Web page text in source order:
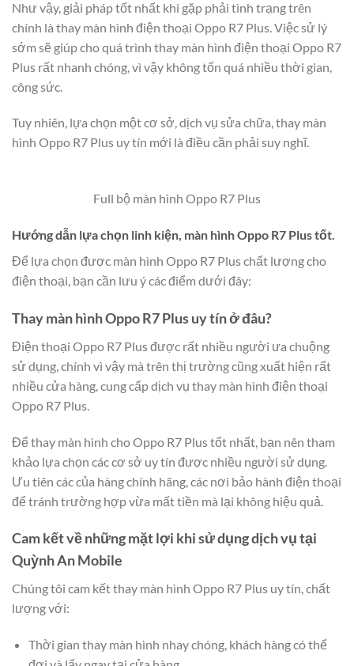
Như vậy, giải pháp tốt nhất khi gặp phải tình trạng trên
chính là thay màn hình điện thoại Oppo R7 Plus. Việc sử lý
sớm sẽ giúp cho quá trình thay màn hình điện thoại Oppo R7
Plus rất nhanh chóng, vì vậy không tốn quá nhiều thời gian,
công sức.
Tuy nhiên, lựa chọn một cơ sở, dịch vụ sửa chữa, thay màn
hình Oppo R7 Plus uy tín mới là điều cần phải suy nghĩ.
Full bộ màn hình Oppo R7 Plus
Hướng dẫn lựa chọn linh kiện, màn hình Oppo R7 Plus tốt.
Để lựa chọn được màn hình Oppo R7 Plus chất lượng cho
điện thoại, bạn cần lưu ý các điểm dưới đây:
Thay màn hình Oppo R7 Plus uy tín ở đâu?
Điện thoại Oppo R7 Plus được rất nhiều người ưa chuộng
sử dụng, chính vì vậy mà trên thị trường cũng xuất hiện rất
nhiều cửa hàng, cung cấp dịch vụ thay màn hình điện thoại
Oppo R7 Plus.
Để thay màn hình cho Oppo R7 Plus tốt nhất, bạn nên tham
khảo lựa chọn các cơ sở uy tín được nhiều người sử dụng.
Ưu tiên các của hàng chính hãng, các nơi bảo hành điện thoại
để tránh trường hợp vừa mất tiền mà lại không hiệu quả.
Cam kết về những mặt lợi khi sử dụng dịch vụ tại
Quỳnh An Mobile
Chúng tôi cam kết thay màn hình Oppo R7 Plus uy tín, chất
lượng với:
Thời gian thay màn hình nhay chóng, khách hàng có thể